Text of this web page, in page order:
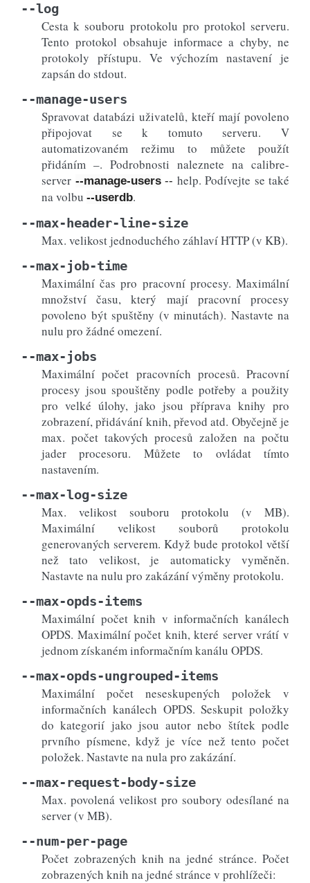
--log
Cesta k souboru protokolu pro protokol serveru.
Tento protokol obsahuje informace a chyby, ne
protokoly přístupu. Ve výchozím nastavení je
zapsán do stdout.
--manage-users
Spravovat databázi uživatelů, kteří mají povoleno
připojovat se k tomuto serveru. V
automatizovaném režimu to můžete použít
přidáním –. Podrobnosti naleznete na calibre-
server --manage-users -- help. Podívejte se také
na volbu --userdb.
--max-header-line-size
Max. velikost jednoduchého záhlaví HTTP (v KB).
--max-job-time
Maximální čas pro pracovní procesy. Maximální
množství času, který mají pracovní procesy
povoleno být spuštěny (v minutách). Nastavte na
nulu pro žádné omezení.
--max-jobs
Maximální počet pracovních procesů. Pracovní
procesy jsou spouštěny podle potřeby a použity
pro velké úlohy, jako jsou příprava knihy pro
zobrazení, přidávání knih, převod atd. Obyčejně je
max. počet takových procesů založen na počtu
jader procesoru. Můžete to ovládat tímto
nastavením.
--max-log-size
Max. velikost souboru protokolu (v MB).
Maximální velikost souborů protokolu
generovaných serverem. Když bude protokol větší
než tato velikost, je automaticky vyměněn.
Nastavte na nulu pro zakázání výměny protokolu.
--max-opds-items
Maximální počet knih v informačních kanálech
OPDS. Maximální počet knih, které server vrátí v
jednom získaném informačním kanálu OPDS.
--max-opds-ungrouped-items
Maximální počet neseskupených položek v
informačních kanálech OPDS. Seskupit položky
do kategorií jako jsou autor nebo štítek podle
prvního písmene, když je více než tento počet
položek. Nastavte na nula pro zakázání.
--max-request-body-size
Max. povolená velikost pro soubory odesílané na
server (v MB).
--num-per-page
Počet zobrazených knih na jedné stránce. Počet
zobrazených knih na jedné stránce v prohlížeči: